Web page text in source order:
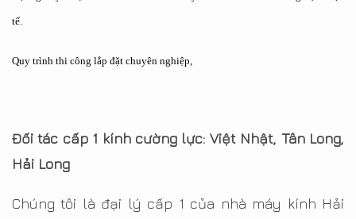
tế.
Quy trình thi công lắp đặt chuyên nghiệp,
Đối tác cấp 1 kính cường lực: Việt Nhật, Tân Long,
Hải Long
Chúng tôi là đại lý cấp 1 của nhà máy kính Hải